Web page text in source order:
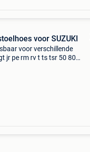
voor SUZUKI
voor verschillende
jr pe rm rv t ts tsr 50 80